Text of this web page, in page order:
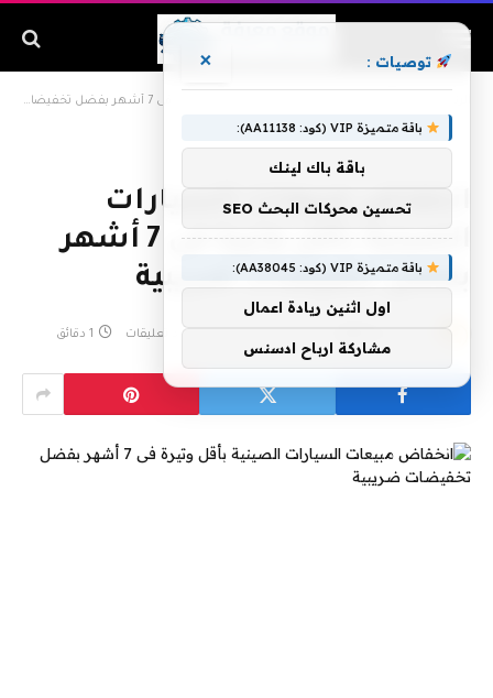
انخفاض مبيعات السيارات الصينية بأقل وتيرة فى 7 أشهر بفضل تخفيضات ضريبية
انخفاض مبيعات السيارات
الصينية بأقل وتيرة فى 7 أشهر
بفضل تخفيضات ضريبية
لا توجد تعليقات 1 دقائق
توصيات : ×
باقة متميزة VIP (كود: AA11138):
باقة باك لينك
تحسين محركات البحث SEO
باقة متميزة VIP (كود: AA38045):
اول اثنين ريادة اعمال
مشاركة ارباح ادسنس